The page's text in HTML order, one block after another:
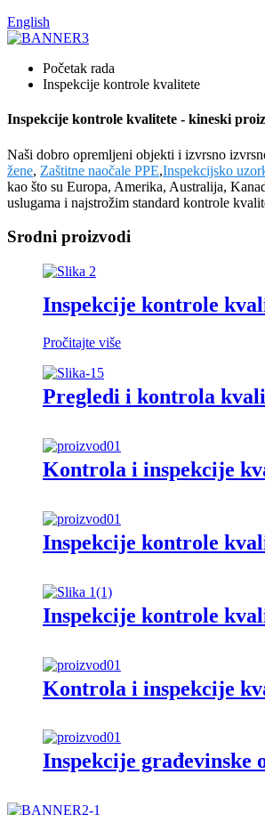
English
Početak rada
Inspekcije kontrole kvalitete
Inspekcije kontrole kvalitete - kineski
Naši dobro opremljeni objekti i izvrsno
žene, Zaštitne naočale PPE,Inspekcijsko
kao što su Europa, Amerika, Australija,
uslugama i najstrožim standard kontrole
Srodni proizvodi
Inspekcije kontrole
Pročitajte više
Pregledi i kontrola
Kontrola i inspekcije
Inspekcije kontrole
Inspekcije kontrole
Kontrola i inspekcije
Inspekcije građevinske